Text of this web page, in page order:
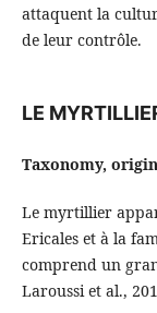
attaquent la
de leur contrôle.
LE
Taxonomy,
Le myrtillier
Ericales et à la
comprend un
Laroussi et al.,